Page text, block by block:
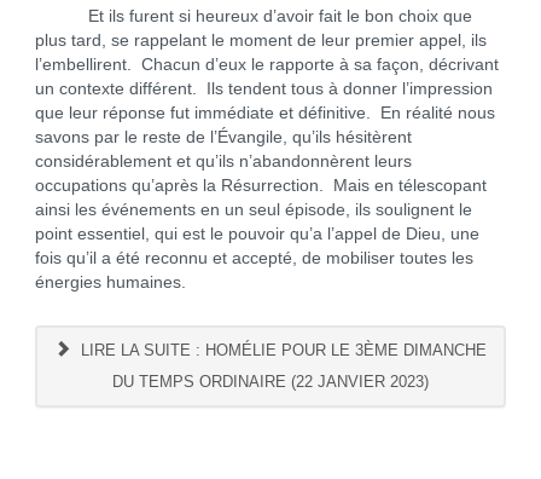
Et ils furent si heureux d’avoir fait le bon choix que
plus tard, se rappelant le moment de leur premier appel, ils
l’embellirent. Chacun d’eux le rapporte à sa façon, décrivant
un contexte différent. Ils tendent tous à donner l’impression
que leur réponse fut immédiate et définitive. En réalité nous
savons par le reste de l’Évangile, qu’ils hésitèrent
considérablement et qu’ils n’abandonnèrent leurs
occupations qu’après la Résurrection. Mais en télescopant
ainsi les événements en un seul épisode, ils soulignent le
point essentiel, qui est le pouvoir qu’a l’appel de Dieu, une
fois qu’il a été reconnu et accepté, de mobiliser toutes les
énergies humaines.
LIRE LA SUITE : HOMÉLIE POUR LE 3ÈME DIMANCHE
DU TEMPS ORDINAIRE (22 JANVIER 2023)